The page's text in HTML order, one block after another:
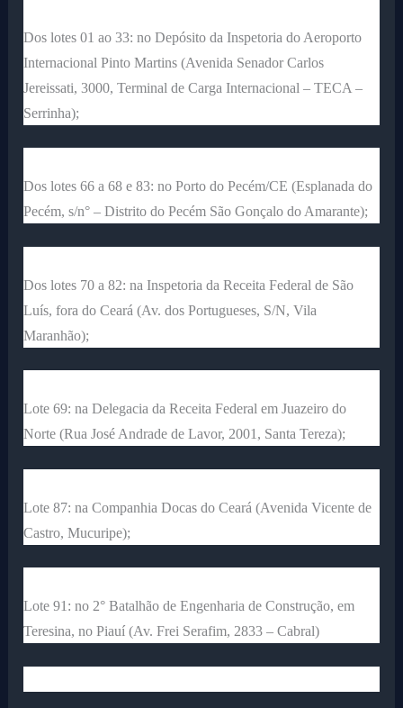
Dos lotes 01 ao 33: no Depósito da Inspetoria do Aeroporto
Internacional Pinto Martins (Avenida Senador Carlos
Jereissati, 3000, Terminal de Carga Internacional – TECA –
Serrinha);
Dos lotes 66 a 68 e 83: no Porto do Pecém/CE (Esplanada do
Pecém, s/n° – Distrito do Pecém São Gonçalo do Amarante);
Dos lotes 70 a 82: na Inspetoria da Receita Federal de São
Luís, fora do Ceará (Av. dos Portugueses, S/N, Vila
Maranhão);
Lote 69: na Delegacia da Receita Federal em Juazeiro do
Norte (Rua José Andrade de Lavor, 2001, Santa Tereza);
Lote 87: na Companhia Docas do Ceará (Avenida Vicente de
Castro, Mucuripe);
Lote 91: no 2° Batalhão de Engenharia de Construção, em
Teresina, no Piauí (Av. Frei Serafim, 2833 – Cabral)